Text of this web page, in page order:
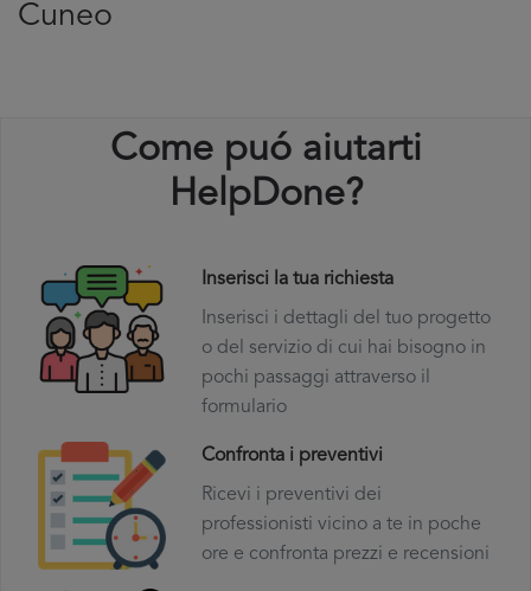
Cuneo
Come puó aiutarti
HelpDone?
Inserisci la tua richiesta
Inserisci i dettagli del tuo progetto
o del servizio di cui hai bisogno in
pochi passaggi attraverso il
formulario
Confronta i preventivi
Ricevi i preventivi dei
professionisti vicino a te in poche
ore e confronta prezzi e recensioni